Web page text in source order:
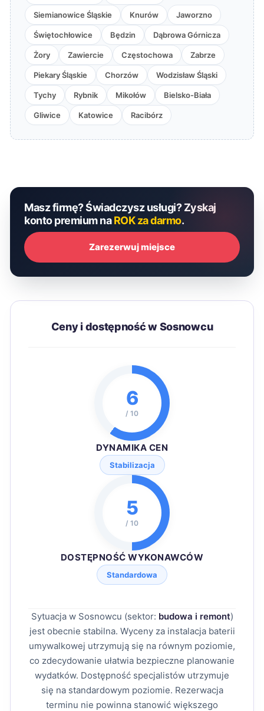
Siemianowice Śląskie Knurów Jaworzno
Świętochłowice Będzin Dąbrowa Górnicza
Żory Zawiercie Częstochowa Zabrze
Piekary Śląskie Chorzów Wodzisław Śląski
Tychy Rybnik Mikołów Bielsko-Biała
Gliwice Katowice Racibórz
Masz firmę? Świadczysz usługi? Zyskaj
konto premium naROK za darmo.
Zarezerwuj miejsce
Ceny i dostępność w Sosnowcu
6
/ 10
DYNAMIKA CEN
Stabilizacja
5
/ 10
DOSTĘPNOŚĆ WYKONAWCÓW
Standardowa
Sytuacja w Sosnowcu (sektor: budowa i remont)
jest obecnie stabilna. Wyceny za instalacja baterii
umywalkowej utrzymują się na równym poziomie,
co zdecydowanie ułatwia bezpieczne planowanie
wydatków. Dostępność specjalistów utrzymuje
się na standardowym poziomie. Rezerwacja
terminu nie powinna stanowić większego